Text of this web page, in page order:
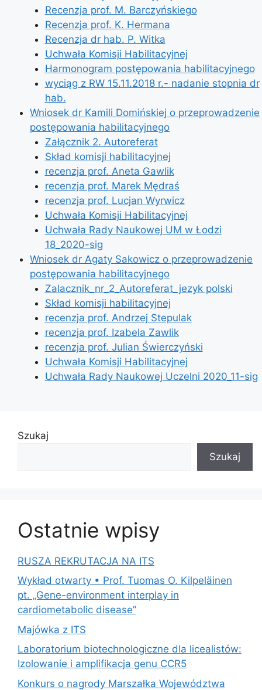
Recenzja prof. M. Barczyńskiego
Recenzja prof. K. Hermana
Recenzja dr hab. P. Witka
Uchwała Komisji Habilitacyjnej
Harmonogram postępowania habilitacyjnego
wyciąg z RW 15.11.2018 r.- nadanie stopnia dr
hab.
Wniosek dr Kamili Domińskiej o przeprowadzenie
postępowania habilitacyjnego
Załącznik 2. Autoreferat
Skład komisji habilitacyjnej
recenzja prof. Aneta Gawlik
recenzja prof. Marek Mędraś
recenzja prof. Lucjan Wyrwicz
Uchwała Komisji Habilitacyjnej
Uchwała Rady Naukowej UM w Łodzi
18_2020-sig
Wniosek dr Agaty Sakowicz o przeprowadzenie
postępowania habilitacyjnego
Zalacznik_nr_2_Autoreferat_jezyk polski
Skład komisji habilitacyjnej
recenzja prof. Andrzej Stepulak
recenzja prof. Izabela Zawlik
recenzja prof. Julian Świerczyński
Uchwała Komisji Habilitacyjnej
Uchwała Rady Naukowej Uczelni 2020_11-sig
Szukaj
Szukaj
Ostatnie wpisy
RUSZA REKRUTACJA NA ITS
Wykład otwarty • Prof. Tuomas O. Kilpeläinen
pt. „Gene-environment interplay in
cardiometabolic disease”
Majówka z ITS
Laboratorium biotechnologiczne dla licealistów:
Izolowanie i amplifikacja genu CCR5
Konkurs o nagrody Marszałka Województwa